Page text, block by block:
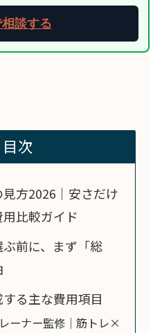
談する
目次
方2026｜安さだけ
比較ガイド
前に、まず「総
る主な費用項目
ーナー監修｜筋トレ×